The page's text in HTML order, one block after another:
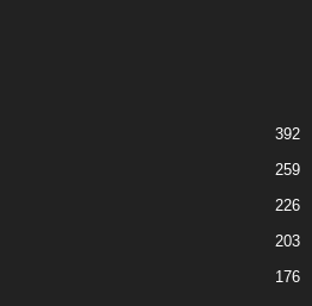
392
259
226
203
176